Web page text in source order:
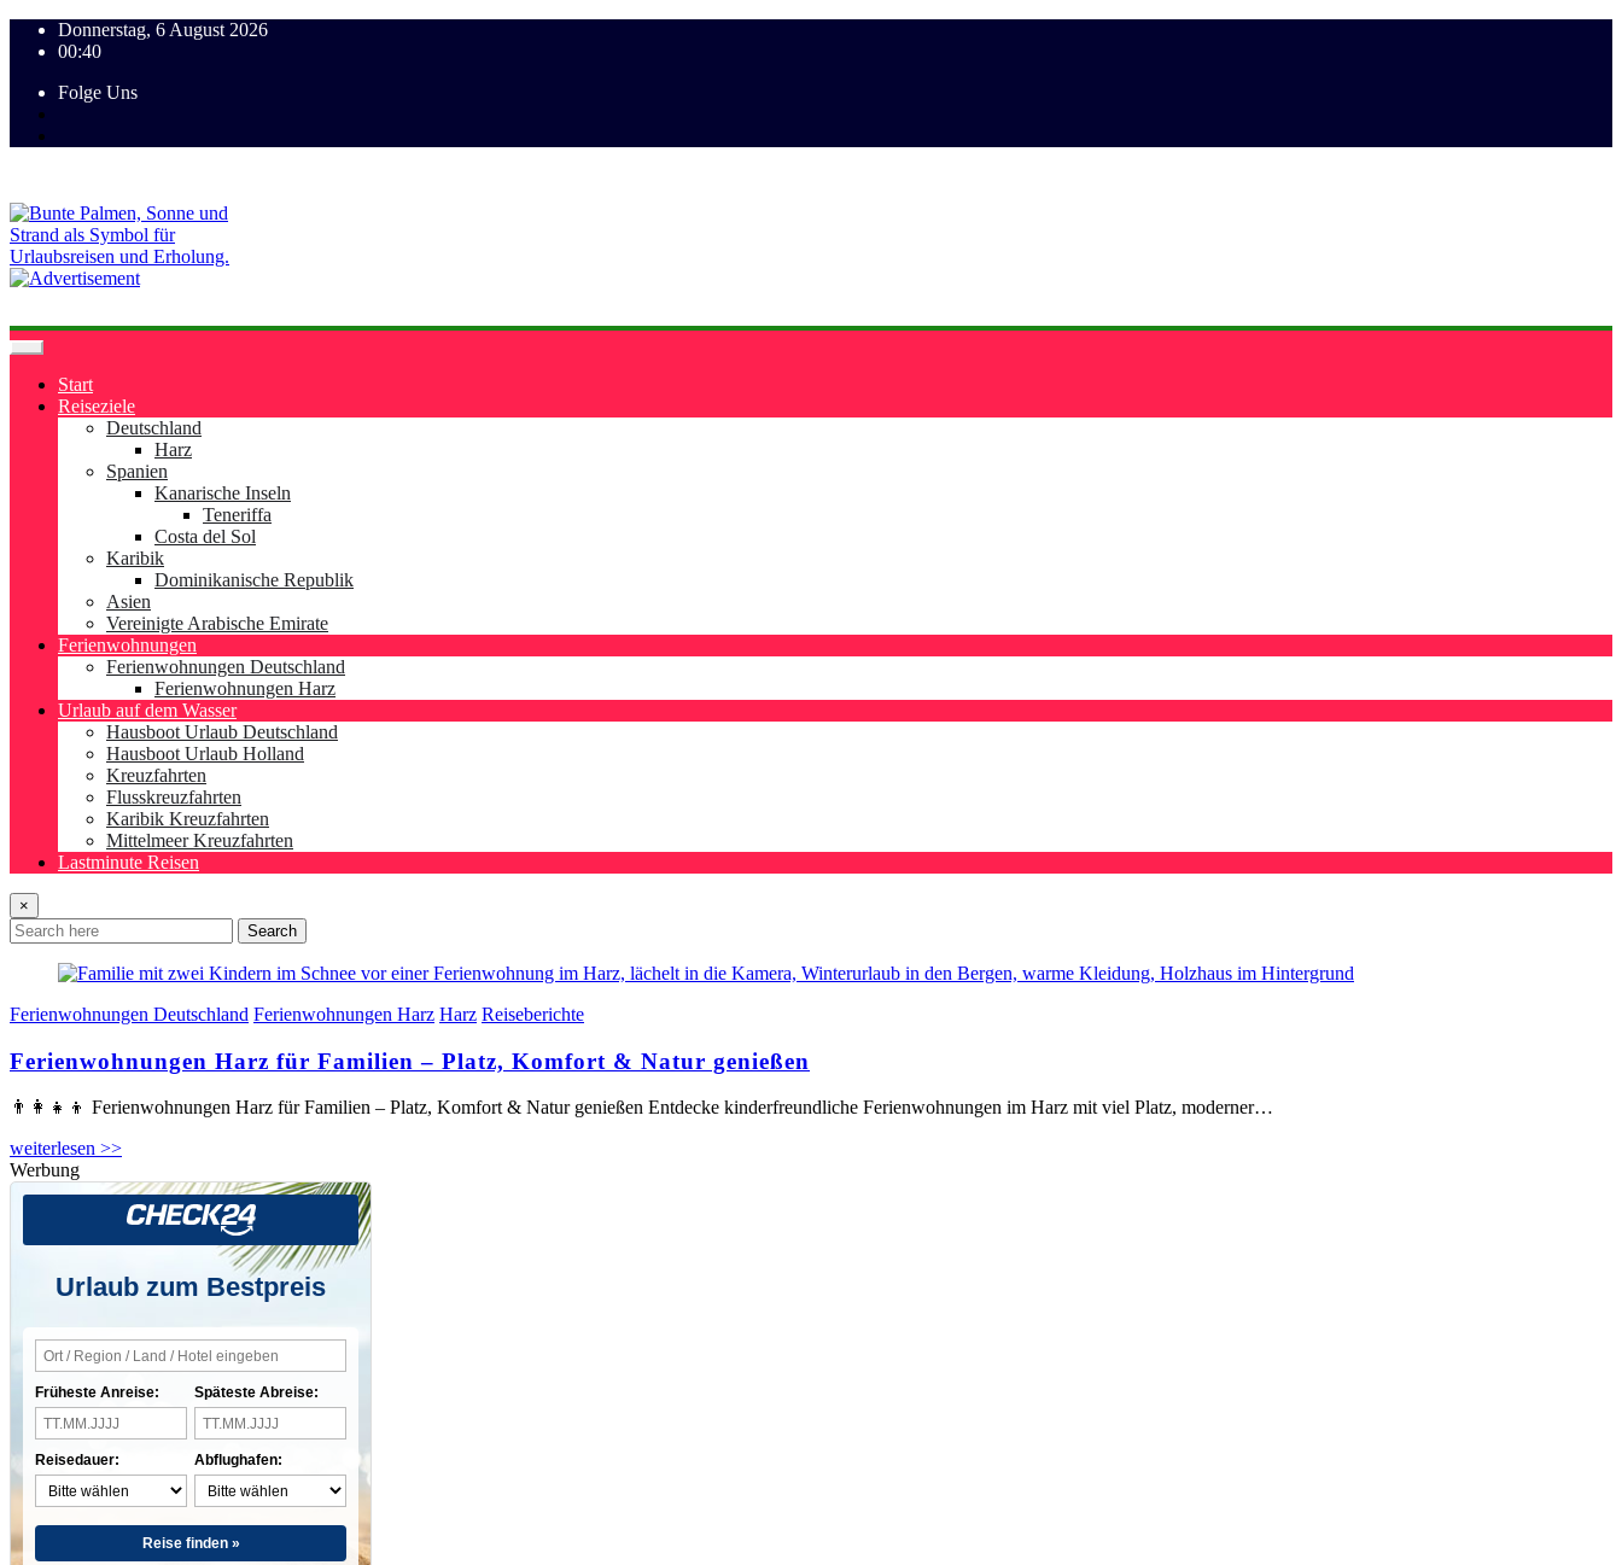
Donnerstag, 6 August 2026
00:40
Folge Uns
Start
Reiseziele
Deutschland
Harz
Spanien
Kanarische Inseln
Teneriffa
Costa del Sol
Karibik
Dominikanische Republik
Asien
Vereinigte Arabische Emirate
Ferienwohnungen
Ferienwohnungen Deutschland
Ferienwohnungen Harz
Urlaub auf dem Wasser
Hausboot Urlaub Deutschland
Hausboot Urlaub Holland
Kreuzfahrten
Flusskreuzfahrten
Karibik Kreuzfahrten
Mittelmeer Kreuzfahrten
Lastminute Reisen
×
Search
Ferienwohnungen Deutschland Ferienwohnungen Harz Harz Reiseberichte
Ferienwohnungen Harz für Familien – Platz, Komfort & Natur genießen
👨‍👩‍👧‍👦 Ferienwohnungen Harz für Familien – Platz, Komfort & Natur genießen Entdecke kinderfreundliche Ferienwohnungen im Harz mit viel Platz, moderner…
weiterlesen >>
Werbung
Urlaub zum Bestpreis
Früheste Anreise:
Reisedauer:
Späteste Abreise:
Abflughafen:
Reise finden »